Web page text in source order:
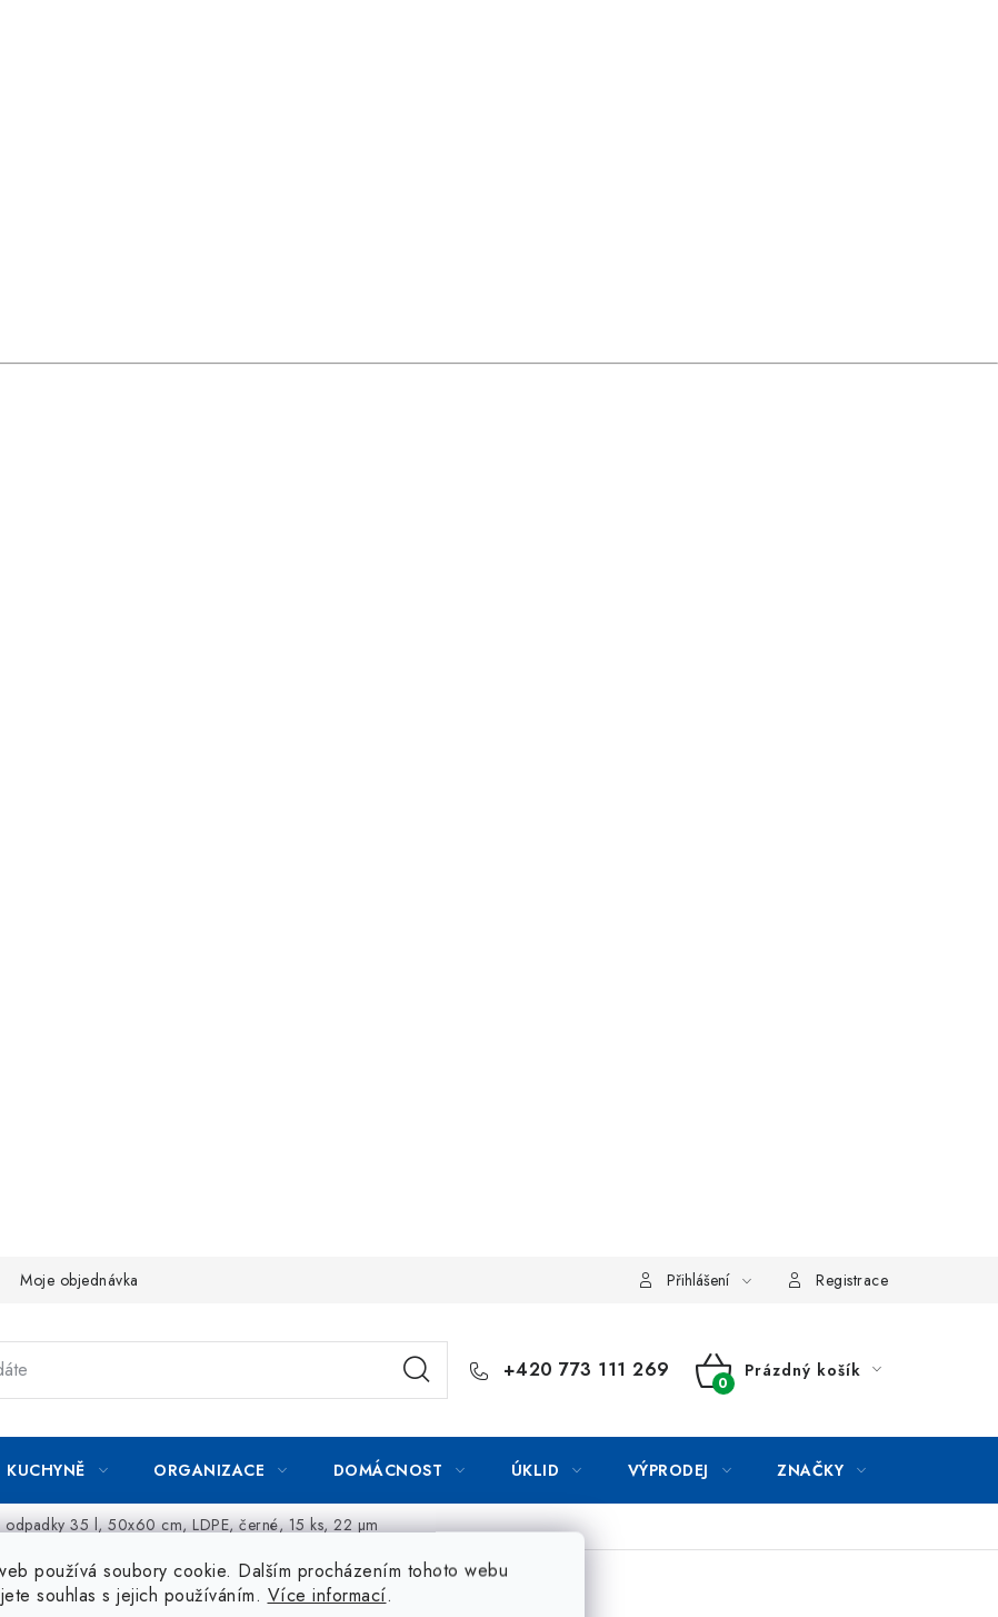
používá soubory cookie. Dalším procházením tohoto webu
souhlas s jejich používáním. Více informací.
Moje objednávka Přihlášení Registrace
+420 773 111 269
NÁKUPNÍ
Prázdný košík
KUCHYNĚ ORGANIZACE DOMÁCNOST ÚKLID VÝPRODEJ ZNAČKY
odpadky 35 l, 50x60 cm, LDPE, černé, 15 ks, 22 µm